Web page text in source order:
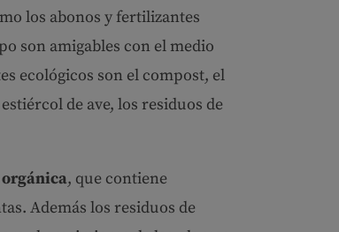
los abonos y fertilizantes
son amigables con el medio
ecológicos son el compost, el
de ave, los residuos de
, que contiene
Además los residuos de